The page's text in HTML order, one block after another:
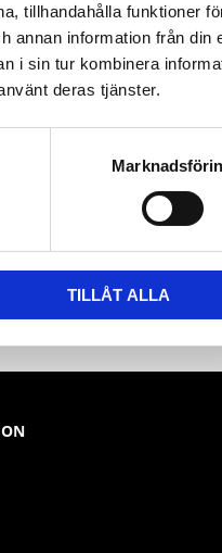
tillhandahålla funktioner
annan information från din
i sin tur kombinera
deras tjänster.
TILLÅT ALLA